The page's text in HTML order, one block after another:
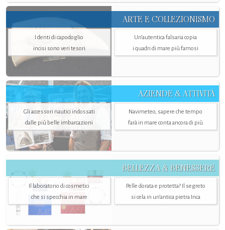
ARTE E COLLEZIONISMO
I denti di capodoglio
incisi sono veri tesori
Un’autentica falsaria copia
i quadri di mare più famosi
AZIENDE & ATTIVITÀ
Gli accessori nautici indossati
dalle più belle imbarcazioni
Navimeteo, sapere che tempo
farà in mare conta ancora di più
BELLEZZA & BENESSERE
Il laboratorio di cosmetici
che si specchia in mare
Pelle dorata e protetta? Il segreto
si cela in un’antica pietra Inca